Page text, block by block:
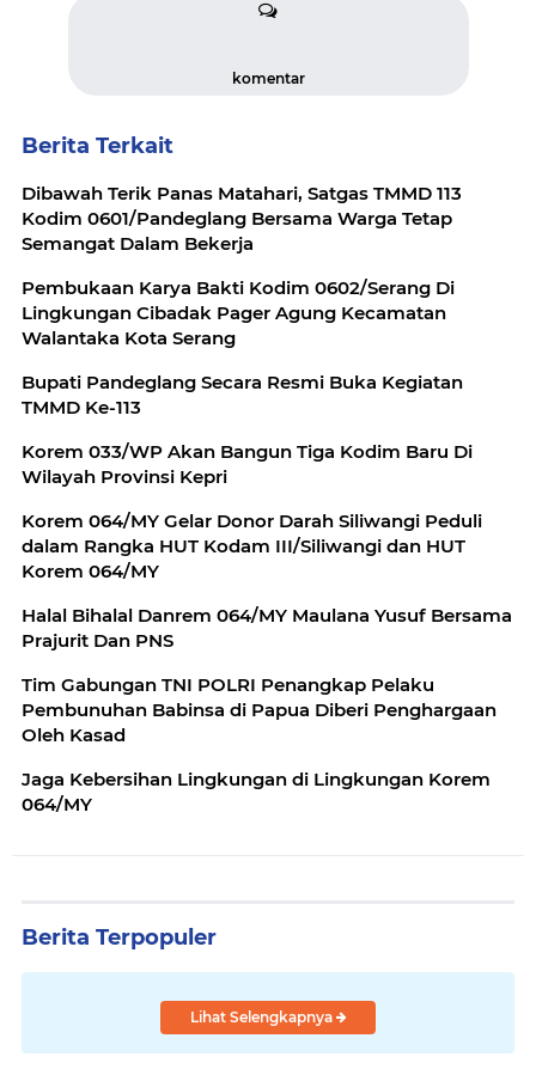
komentar
Berita Terkait
Dibawah Terik Panas Matahari, Satgas TMMD 113
Kodim 0601/Pandeglang Bersama Warga Tetap
Semangat Dalam Bekerja
Pembukaan Karya Bakti Kodim 0602/Serang Di
Lingkungan Cibadak Pager Agung Kecamatan
Walantaka Kota Serang
Bupati Pandeglang Secara Resmi Buka Kegiatan
TMMD Ke-113
Korem 033/WP Akan Bangun Tiga Kodim Baru Di
Wilayah Provinsi Kepri
Korem 064/MY Gelar Donor Darah Siliwangi Peduli
dalam Rangka HUT Kodam III/Siliwangi dan HUT
Korem 064/MY
Halal Bihalal Danrem 064/MY Maulana Yusuf Bersama
Prajurit Dan PNS
Tim Gabungan TNI POLRI Penangkap Pelaku
Pembunuhan Babinsa di Papua Diberi Penghargaan
Oleh Kasad
Jaga Kebersihan Lingkungan di Lingkungan Korem
064/MY
Berita Terpopuler
Lihat Selengkapnya